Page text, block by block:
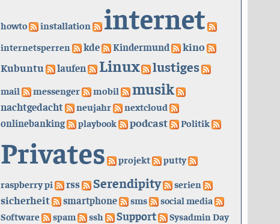
howto installation internet
internetsperren kde Kindermund
kino
Kubuntu
laufen Linux lustiges
mail messenger mobil musik
nachtgedacht neujahr nextcloud
onlinebanking playbook podcast Politik
Privates projekt putty
raspberry pi rss Serendipity serien
sicherheit smartphone sms
social media
Software
spam ssh Support Sysadmin Day